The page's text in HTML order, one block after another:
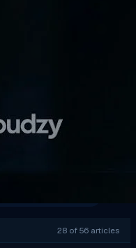
28 of 56 articles